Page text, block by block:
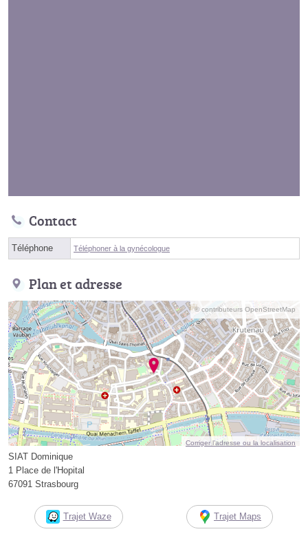
Contact
Téléphone Téléphoner à la gynécologue
Plan et adresse
© contributeurs OpenStreetMap
Corriger l’adresse ou la localisation
SIAT Dominique
1 Place de l'Hopital
67091 Strasbourg
Trajet Waze Trajet Maps